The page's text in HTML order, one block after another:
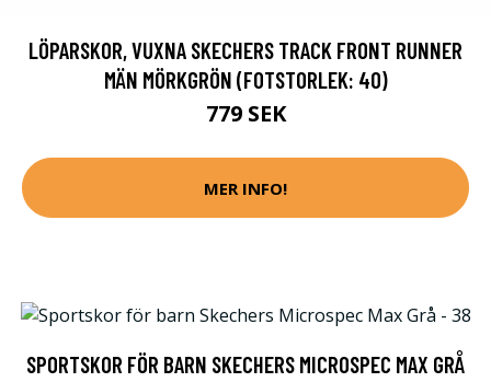
LÖPARSKOR, VUXNA SKECHERS TRACK FRONT RUNNER
MÄN MÖRKGRÖN (FOTSTORLEK: 40)
779 SEK
MER INFO!
SPORTSKOR FÖR BARN SKECHERS MICROSPEC MAX GRÅ